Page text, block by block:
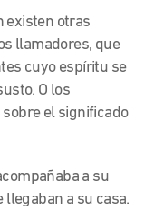
existen otras
llamadores, que
cuyo espíritu se
O los
el significado
a su
llegaban a su casa.